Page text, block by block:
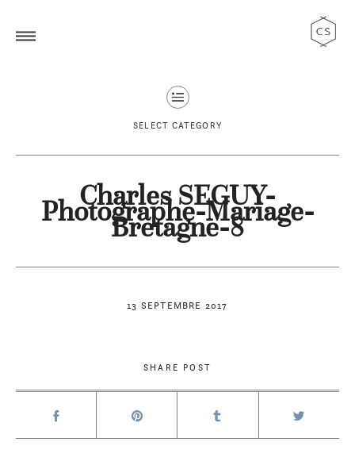
SELECT CATEGORY
13 SEPTEMBRE 2017
Charles SEGUY-
Photographe-Mariage-
Bretagne-8
SHARE POST